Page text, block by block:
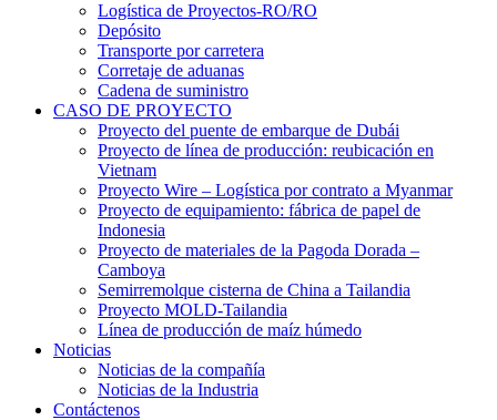
Logística de Proyectos-RO/RO
Depósito
Transporte por carretera
Corretaje de aduanas
Cadena de suministro
CASO DE PROYECTO
Proyecto del puente de embarque de Dubái
Proyecto de línea de producción: reubicación en
Vietnam
Proyecto Wire – Logística por contrato a Myanmar
Proyecto de equipamiento: fábrica de papel de
Indonesia
Proyecto de materiales de la Pagoda Dorada –
Camboya
Semirremolque cisterna de China a Tailandia
Proyecto MOLD-Tailandia
Línea de producción de maíz húmedo
Noticias
Noticias de la compañía
Noticias de la Industria
Contáctenos